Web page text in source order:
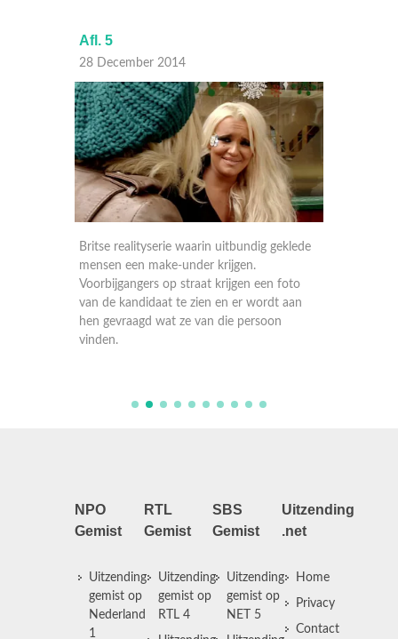
Afl. 5
28 December 2014
Britse realityserie waarin uitbundig geklede
mensen een make-under krijgen.
Voorbijgangers op straat krijgen een foto
van de kandidaat te zien en er wordt aan
hen gevraagd wat ze van die persoon
vinden.
NPO
Gemist
Uitzending
gemist op
Nederland
1
RTL
Gemist
Uitzending
gemist op
RTL 4
SBS
Gemist
Uitzending
gemist op
NET 5
Uitzending
.net
Home
Privacy
Contact